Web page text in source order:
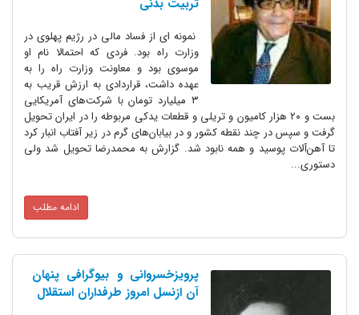
نمونه ای از فساد مالی در رژیم پهلوی در
وزارت راه بود. فردی که احتمالا نام او
موسوی بود و معاونت وزارت راه را به
عهده داشت، قراردادی به ارزش قریب به
۳ میلیارد تومان با شرکت‌های آمریکایی
۲۰ هزار کامیون و تریلی و قطعات یدکی مربوطه را در ایران تحویل
نقطه کشور و در بیابان‌های گرم در زیر آفتاب انبار کرد
و همه نابود شد. گزارش به محمدرضا تحویل شد ولی
پرویزخسروانی و بیوگرافی پنهان
آن ازنسل امروز طرفداران استقلال